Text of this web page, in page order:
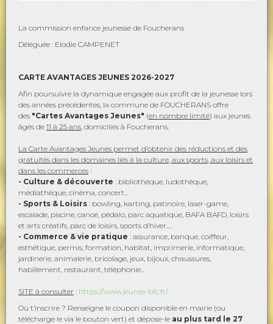
La commission enfance jeunesse de Foucherans
Déléguée : Elodie CAMPENET
CARTE AVANTAGES JEUNES 2026-2027
Afin poursuivre la dynamique engagée aux profit de la jeunesse lors
des années précédentes, la commune de FOUCHERANS offre
des "Cartes Avantages Jeunes" (en nombre limité) aux jeunes
âgés de 11 à 25 ans, domiciliés à Foucherans.
La Carte Avantages Jeunes permet d’obtenir des réductions et des
gratuités dans les domaines liés à la culture, aux sports, aux loisirs et
dans les commerces :
- Culture & découverte : bibliothèque, ludothèque,
médiathèque, cinéma, concert...
- Sports & Loisirs : bowling, karting, patinoire, laser-game,
escalade, piscine, canoë, pédalo, parc aquatique, BAFA BAFD, loisirs
et arts créatifs, parc de loisirs, sports d’hiver....
- Commerce & vie pratique : assurance, banque, coiffeur,
esthétique, permis, formation, habitat, imprimerie, informatique,
jardinerie, animalerie, bricolage, jeux, bijoux, chaussures,
habillement, restaurant, téléphonie...
SITE à consulter : https://www.jeunes-bfc.fr/
Où t’inscrire ? Renseigne le coupon disponible en mairie (ou
télécharge le via le bouton vert) et dépose-le au plus tard le 27